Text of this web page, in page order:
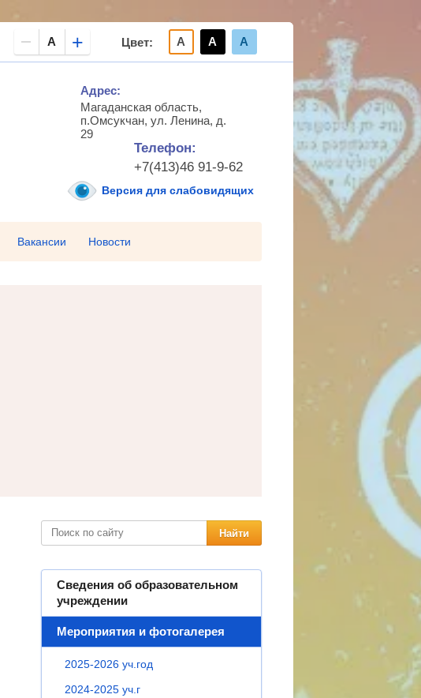
Цвет: А А А
A +
Адрес:
Магаданская область,
п.Омсукчан, ул. Ленина, д.
29
Телефон:
+7(413)46 91-9-62
Версия для слабовидящих
Вакансии Новости
Сведения об образовательном
учреждении
Мероприятия и фотогалерея
2025-2026 уч.год
2024-2025 уч.г